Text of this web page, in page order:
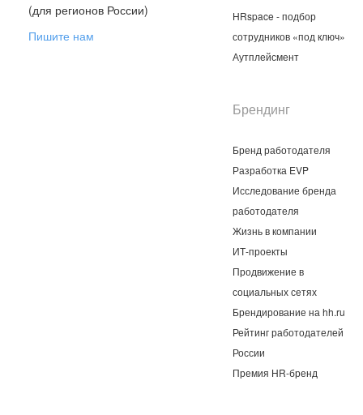
(для регионов России)
Пишите нам
HRspace - подбор
сотрудников «под ключ»
Аутплейсмент
Брендинг
Бренд работодателя
Разработка EVP
Исследование бренда
работодателя
Жизнь в компании
ИТ-проекты
Продвижение в
социальных сетях
Брендирование на hh.ru
Рейтинг работодателей
России
Премия HR-бренд